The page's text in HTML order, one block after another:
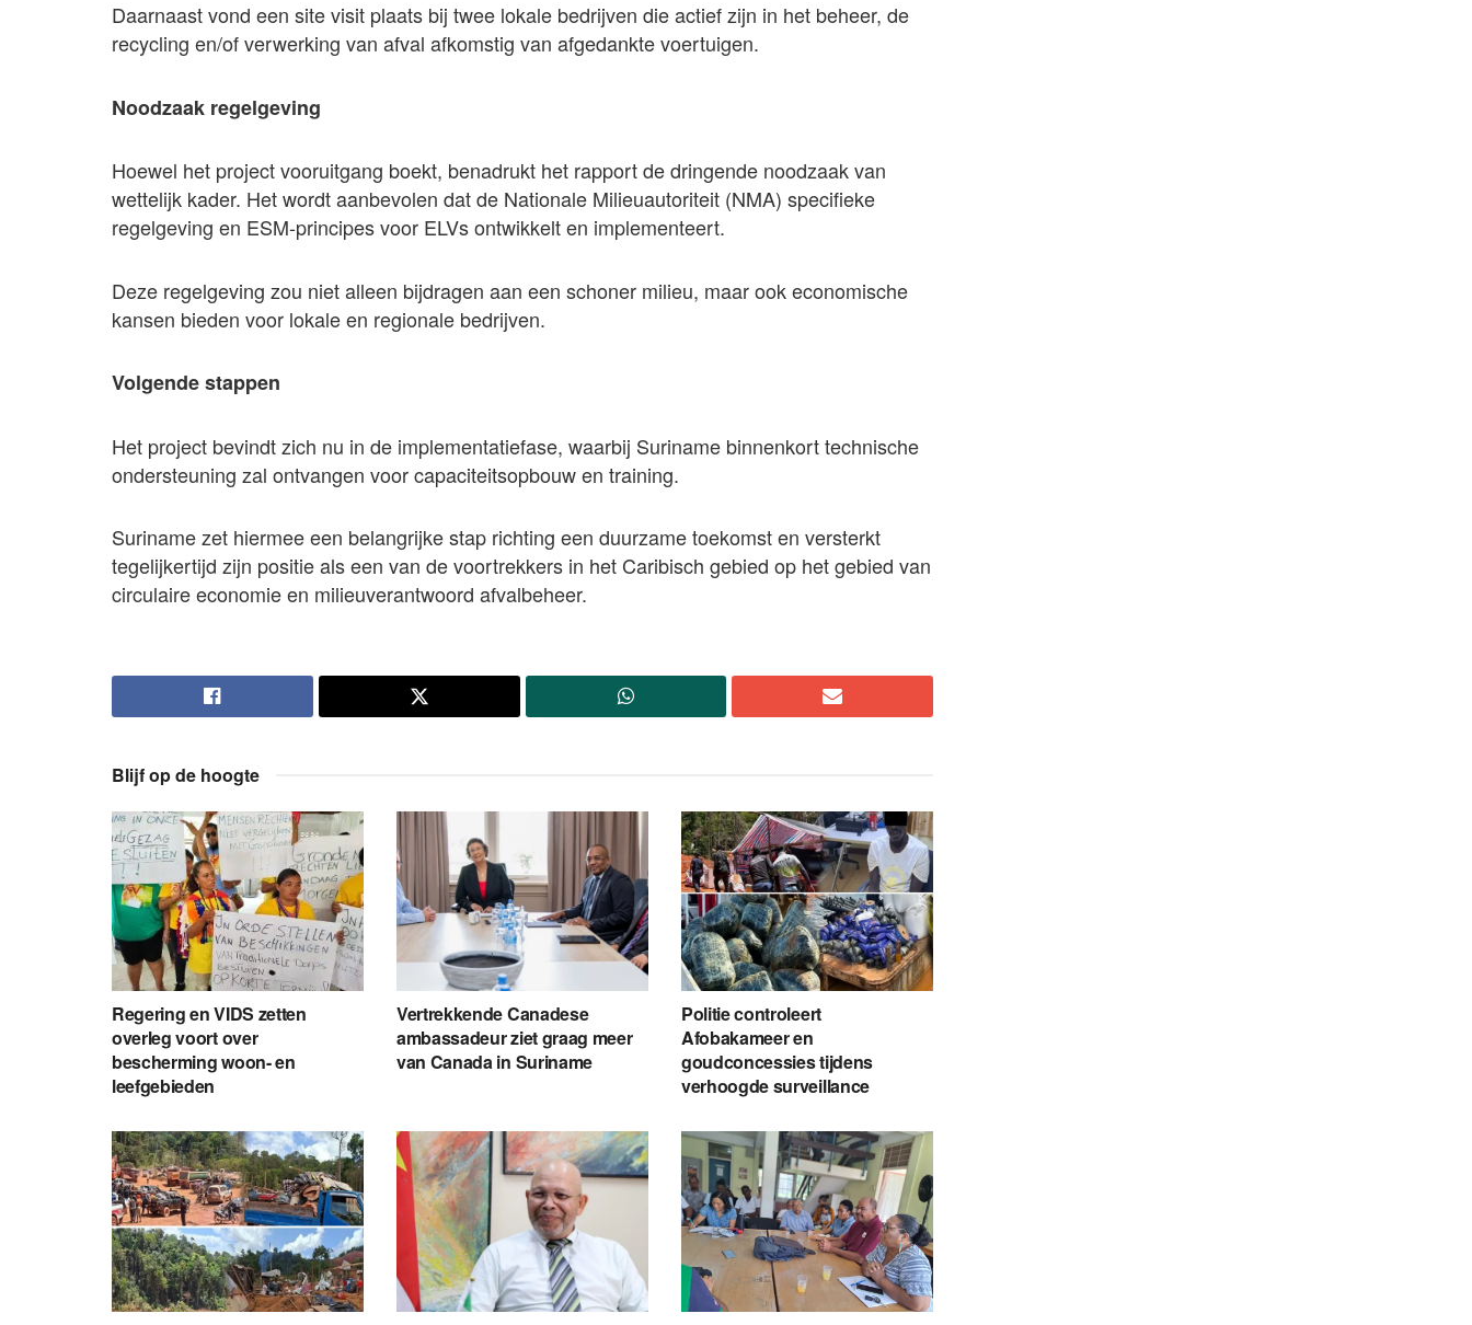
Daarnaast vond een site visit plaats bij twee lokale bedrijven die actief zijn in het beheer, de
recycling en/of verwerking van afval afkomstig van afgedankte voertuigen.
Noodzaak regelgeving
Hoewel het project vooruitgang boekt, benadrukt het rapport de dringende noodzaak van
wettelijk kader. Het wordt aanbevolen dat de Nationale Milieuautoriteit (NMA) specifieke
regelgeving en ESM-principes voor ELVs ontwikkelt en implementeert.
Deze regelgeving zou niet alleen bijdragen aan een schoner milieu, maar ook economische
kansen bieden voor lokale en regionale bedrijven.
Volgende stappen
Het project bevindt zich nu in de implementatiefase, waarbij Suriname binnenkort technische
ondersteuning zal ontvangen voor capaciteitsopbouw en training.
Suriname zet hiermee een belangrijke stap richting een duurzame toekomst en versterkt
tegelijkertijd zijn positie als een van de voortrekkers in het Caribisch gebied op het gebied van
circulaire economie en milieuverantwoord afvalbeheer.
Blijf op de hoogte
Regering en VIDS zetten
overleg voort over
bescherming woon- en
leefgebieden
Vertrekkende Canadese
ambassadeur ziet graag meer
van Canada in Suriname
Politie controleert
Afobakameer en
goudconcessies tijdens
verhoogde surveillance